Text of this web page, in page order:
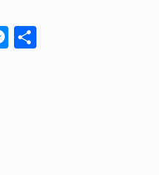
Messenger